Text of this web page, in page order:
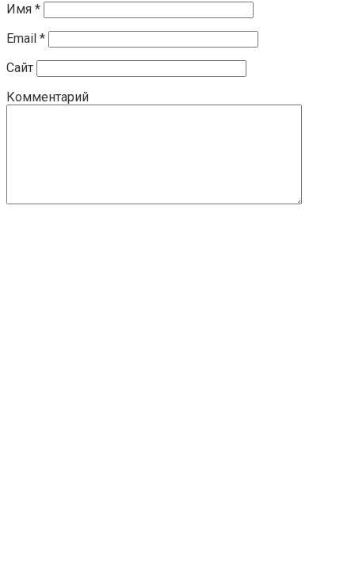
Имя *
Email *
Сайт
Комментарий